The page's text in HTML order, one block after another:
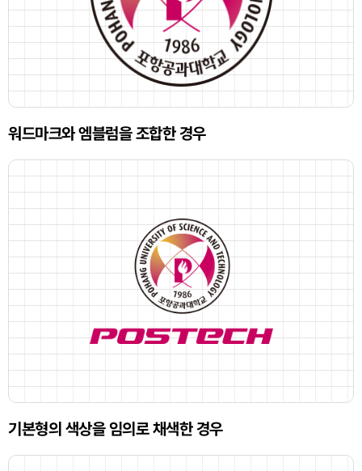
워드마크와 엠블럼을 조합한 경우
기본형의 색상을 임의로 채색한 경우